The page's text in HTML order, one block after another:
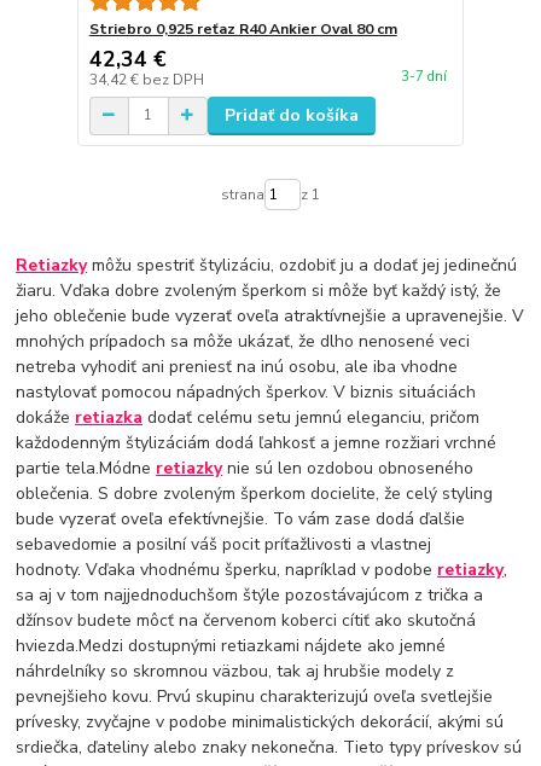
Striebro 0,925 reťaz R40 Ankier Oval 80 cm
42,34 €
34,42 € bez DPH 3-7 dní
Pridať do košíka
strana z 1
Retiazkymôžu spestriť štylizáciu, ozdobiť ju a dodať jej jedinečnú
žiaru. Vďaka dobre zvoleným šperkom si môže byť každý istý, že
jeho oblečenie bude vyzerať oveľa atraktívnejšie a upravenejšie. V
mnohých prípadoch sa môže ukázať, že dlho nenosené veci
netreba vyhodiť ani preniesť na inú osobu, ale iba vhodne
nastylovať pomocou nápadných šperkov. V biznis situáciách
dokáže retiazka dodať celému setu jemnú eleganciu, pričom
každodenným štylizáciám dodá ľahkosť a jemne rozžiari vrchné
partie tela.Módne retiazkynie sú len ozdobou obnoseného
oblečenia. S dobre zvoleným šperkom docielite, že celý styling
bude vyzerať oveľa efektívnejšie. To vám zase dodá ďalšie
sebavedomie a posilní váš pocit príťažlivosti a vlastnej
hodnoty. Vďaka vhodnému šperku, napríklad v podobe retiazky,
sa aj v tom najjednoduchšom štýle pozostávajúcom z trička a
džínsov budete môcť na červenom koberci cítiť ako skutočná
hviezda.Medzi dostupnými retiazkami nájdete ako jemné
náhrdelníky so skromnou väzbou, tak aj hrubšie modely z
pevnejšieho kovu. Prvú skupinu charakterizujú oveľa svetlejšie
prívesky, zvyčajne v podobe minimalistických dekorácií, akými sú
srdiečka, ďateliny alebo znaky nekonečna. Tieto typy príveskov sú